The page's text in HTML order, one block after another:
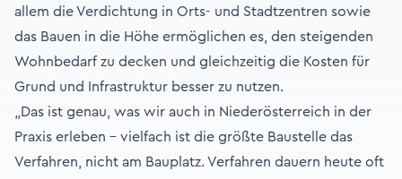
allem die Verdichtung in Orts- und Stadtzentren sowie
das Bauen in die Höhe ermöglichen es, den steigenden
Wohnbedarf zu decken und gleichzeitig die Kosten für
Grund und Infrastruktur besser zu nutzen.
„Das ist genau, was wir auch in Niederösterreich in der
Praxis erleben – vielfach ist die größte Baustelle das
Verfahren, nicht am Bauplatz. Verfahren dauern heute oft